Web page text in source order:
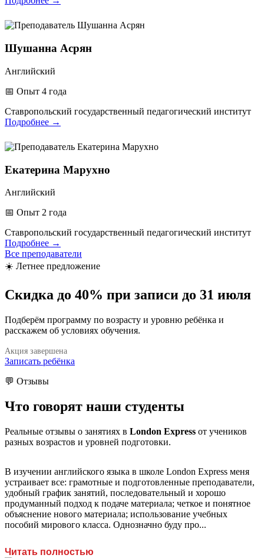
Шушанна Асрян
Английский
📅 Опыт 4 года
Ставропольский государственный педагогический институт
Подробнее →
Екатерина Марухно
Английский
📅 Опыт 2 года
Ставропольский государственный педагогический институт
Подробнее →
Все преподаватели
☀️ Летнее предложение
Скидка до 40% при записи до 31 июля
Подберём программу по возрасту и уровню ребёнка и
расскажем об условиях обучения.
Акция завершена
Записать ребёнка
💬 Отзывы
Что говорят наши студенты
Реальные отзывы о занятиях в London Express от учеников
разных возрастов и уровней подготовки.
В изучении английского языка в школе London Express меня
устраивает все: грамотные и подготовленные преподаватели,
удобный график занятий, последовательный и хорошо
продуманный подход к подаче материала; четкое и понятное
объяснение нового материала; использование учебных
пособий мирового класса. Однозначно буду про...
Читать полностью